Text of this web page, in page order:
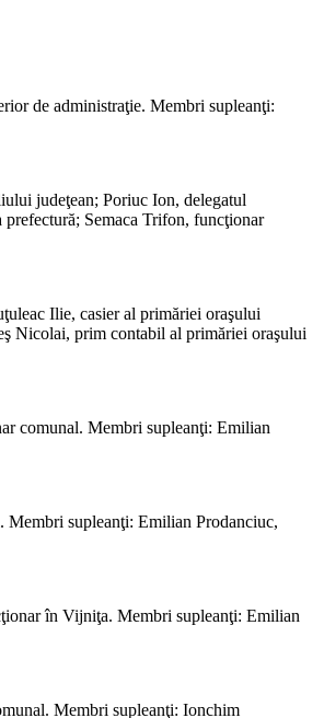
de administraţie. Membri supleanţi:
judeţean; Poriuc Ion, delegatul
Semaca Trifon, funcţionar
Ilie, casier al primăriei oraşului
Nicolai, prim contabil al primăriei oraşului
comunal. Membri supleanţi: Emilian
supleanţi: Emilian Prodanciuc,
în Vijniţa. Membri supleanţi: Emilian
Membri supleanţi: Ionchim